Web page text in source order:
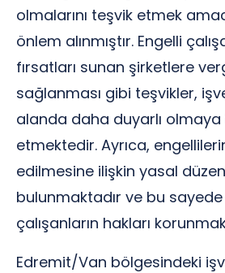
olmalarını teşvik etmek
önlem alınmıştır. Engelli
fırsatları sunan şirketlere
sağlanması gibi teşvikler,
alanda daha duyarlı olmaya
etmektedir. Ayrıca,
edilmesine ilişkin yasal
bulunmaktadır ve bu
çalışanların hakları
Edremit/Van bölgesindeki